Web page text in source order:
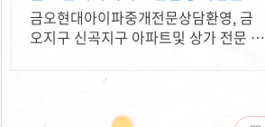
집마련 래미안부동산과함께
금오현대아이파중개전문상담환영, 금
오지구 신곡지구 아파트및 상가 전문 매
전문 매매 전세 월세상담환영 믿음과신